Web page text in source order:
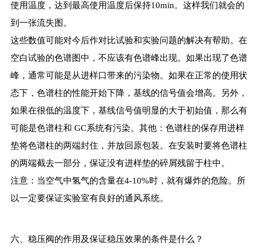
使用温度，达到最高使用温度后保持10min。这样我们就会的
到一张流失图。
这些数值可能对今后作对比试验和实验问题的解决有帮助。在
空白试验的色谱图中，不应该有色谱峰出现。如果出现了色谱
峰，通常可能是从进样口带来的污染物。如果在正常的使用状
态下，色谱柱的性能开始下降，基线的信号值会增高。另外，
如果在很低的温度下，基线信号值明显的大于初始值，那么有
可能是色谱柱和 GC系统有污染。其他：色谱柱的保存用进样
垫将色谱柱的两端封住，并放回原包装。在安装时要将色谱柱
的两端截去一部分，保证没有进样垫的碎屑残留于柱中。
注意：当空气中氢气的含量在4-10%时，就有爆炸的危险。所
以一定要保证实验室有良好的通风系统。
六、稳压阀的作用及保证稳压效果的条件是什么？